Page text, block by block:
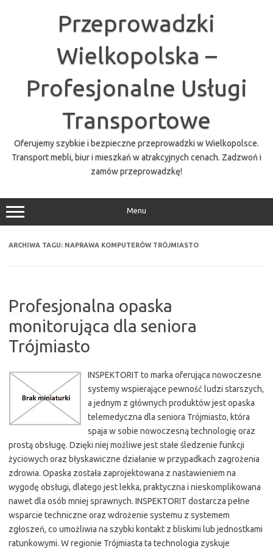
Przeprowadzki
Wielkopolska –
Profesjonalne Usługi
Transportowe
Oferujemy szybkie i bezpieczne przeprowadzki w Wielkopolsce.
Transport mebli, biur i mieszkań w atrakcyjnych cenach. Zadzwoń i
zamów przeprowadzkę!
Menu
ARCHIWA TAGU: NAPRAWA KOMPUTERÓW TRÓJMIASTO
Profesjonalna opaska
monitorująca dla seniora
Trójmiasto
INSPEKTORIT to marka oferująca nowoczesne
systemy wspierające pewność ludzi starszych,
a jednym z głównych produktów jest opaska
telemedyczna dla seniora Trójmiasto, która
spaja w sobie nowoczesną technologię oraz
prostą obsługę. Dzięki niej możliwe jest stałe śledzenie funkcji
życiowych oraz błyskawiczne działanie w przypadkach zagrożenia
zdrowia. Opaska została zaprojektowana z nastawieniem na
wygodę obsługi, dlatego jest lekka, praktyczna i nieskomplikowana
nawet dla osób mniej sprawnych. INSPEKTORIT dostarcza pełne
wsparcie techniczne oraz wdrożenie systemu z systemem
zgłoszeń, co umożliwia na szybki kontakt z bliskimi lub jednostkami
ratunkowymi. W regionie Trójmiasta ta technologia zyskuje